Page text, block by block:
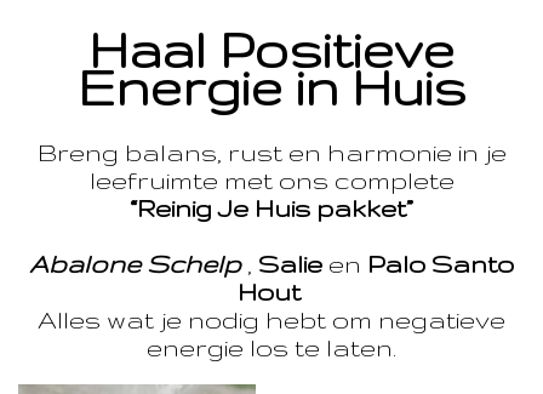
Haal Positieve
Energie in Huis
Breng balans, rust en harmonie in je
leefruimte met ons complete
“Reinig Je Huis pakket”
Abalone Schelp, Salie en Palo Santo
Hout
Alles wat je nodig hebt om negatieve
energie los te laten.